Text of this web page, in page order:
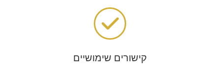
קישורים שימושיים